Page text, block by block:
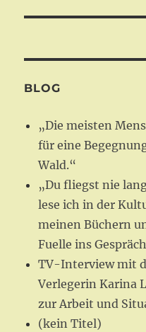
BLOG
„Die meisten
für eine
Wald.“
„Du fliegst nie
lese ich in der
meinen Büchern
Fuelle ins
TV-Interview mit
Verlegerin Karina
zur Arbeit und
(kein Titel)